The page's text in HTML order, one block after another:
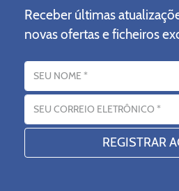
Receber últimas
novas ofertas e ficheiros
Nome
Endereço eletrónico